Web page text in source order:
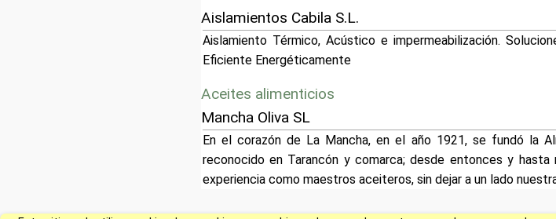
Aislamientos Cabila S.L.
Aislamiento Térmico, Acústico e impermeabilización.
Eficiente Energéticamente
Aceites alimenticios
Mancha Oliva SL
En el corazón de La Mancha, en el año 1921, se fundó la
reconocido en Tarancón y comarca; desde entonces y
experiencia como maestros aceiteros, sin dejar a un lado